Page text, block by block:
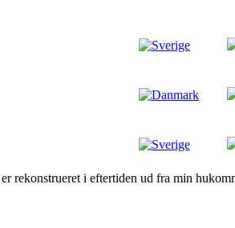
rekonstrueret i eftertiden ud fra min